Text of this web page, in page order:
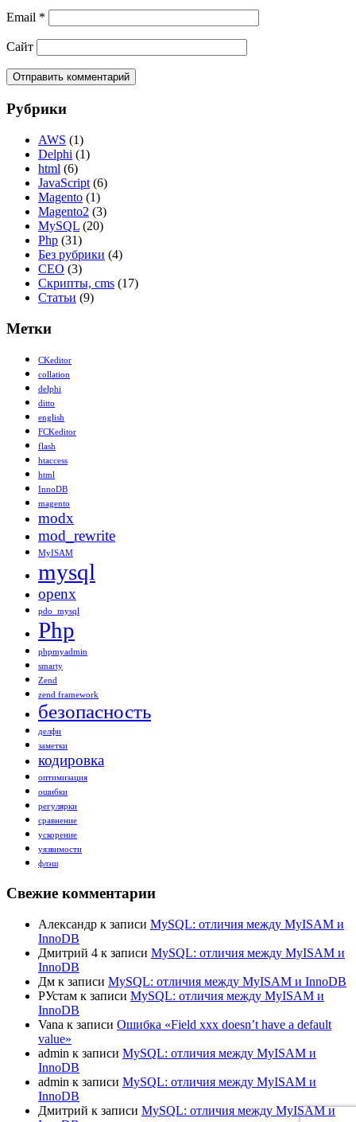
Email *
Сайт
Рубрики
AWS (1)
Delphi (1)
html (6)
JavaScript (6)
Magento (1)
Magento2 (3)
MySQL (20)
Php (31)
Без рубрики (4)
СЕО (3)
Скрипты, cms (17)
Статьи (9)
Метки
CKeditor
collation
delphi
ditto
english
FCKeditor
flash
htaccess
html
InnoDB
magento
modx
mod_rewrite
MyISAM
mysql
openx
pdo_mysql
Php
phpmyadmin
smarty
Zend
zend framework
безопасность
делфи
заметки
кодировка
оптимизация
ошибки
регулярки
сравнение
ускорение
уязвимости
флэш
Свежие комментарии
Александр к записи MySQL: отличия между MyISAM и
InnoDB
Дмитрий 4 к записи MySQL: отличия между MyISAM и
InnoDB
Дм к записи MySQL: отличия между MyISAM и InnoDB
РУстам к записи MySQL: отличия между MyISAM и
InnoDB
Vana к записи Ошибка «Field xxx doesn’t have a default
value»
admin к записи MySQL: отличия между MyISAM и
InnoDB
admin к записи MySQL: отличия между MyISAM и
InnoDB
Дмитрий к записи MySQL: отличия между MyISAM и